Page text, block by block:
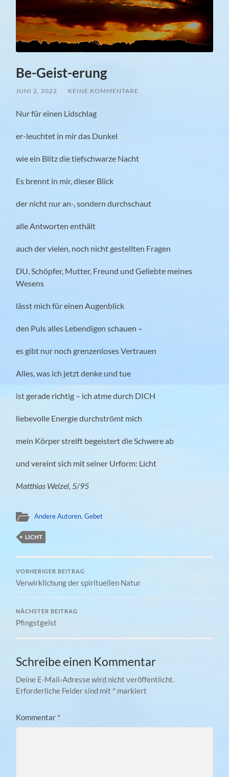
Be-Geist-erung
JUNI 2, 2022 / KEINE KOMMENTARE
Nur für einen Lidschlag
er-leuchtet in mir das Dunkel
wie ein Blitz die tiefschwarze Nacht
Es brennt in mir, dieser Blick
der nicht nur an-, sondern durchschaut
alle Antworten enthält
auch der vielen, noch nicht gestellten Fragen
DU, Schöpfer, Mutter, Freund und Geliebte meines
Wesens
lässt mich für einen Augenblick
den Puls alles Lebendigen schauen –
es gibt nur noch grenzenloses Vertrauen
Alles, was ich jetzt denke und tue
ist gerade richtig – ich atme durch DICH
liebevolle Energie durchströmt mich
mein Körper streift begeistert die Schwere ab
und vereint sich mit seiner Urform: Licht
Matthias Welzel, 5/95
Andere Autoren,Gebet
LICHT
VORHERIGER BEITRAG
Verwirklichung der spirituellen Natur
NÄCHSTER BEITRAG
Pfingstgeist
Schreibe einen Kommentar
Deine E-Mail-Adresse wird nicht veröffentlicht.
Erforderliche Felder sind mit * markiert
Kommentar *